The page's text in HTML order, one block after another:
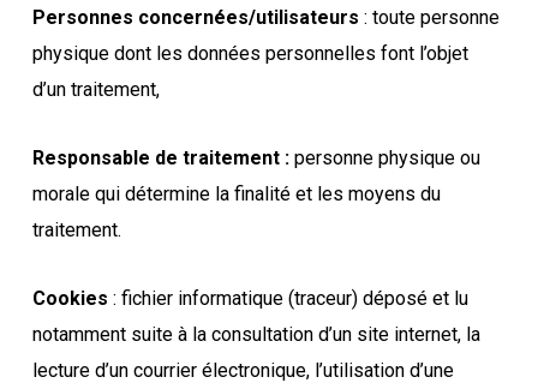
Personnes concernées/utilisateurs : toute personne
physique dont les données personnelles font l’objet
d’un traitement,
Responsable de traitement : personne physique ou
morale qui détermine la finalité et les moyens du
traitement.
Cookies : fichier informatique (traceur) déposé et lu
notamment suite à la consultation d’un site internet, la
lecture d’un courrier électronique, l’utilisation d’une